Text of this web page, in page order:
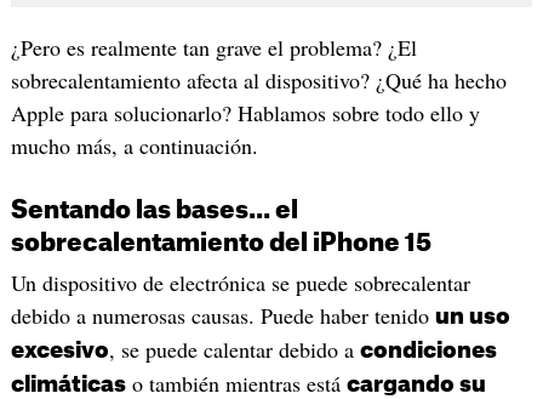
¿Pero es realmente tan grave el problema? ¿El
sobrecalentamiento afecta al dispositivo? ¿Qué ha hecho
Apple para solucionarlo? Hablamos sobre todo ello y
mucho más, a continuación.
Sentando las bases... el
sobrecalentamiento del iPhone 15
Un dispositivo de electrónica se puede sobrecalentar
debido a numerosas causas. Puede haber tenido un uso
excesivo, se puede calentar debido a condiciones
climáticaso también mientras está cargando su